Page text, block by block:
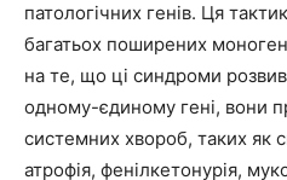
патологічних генів. Ця
багатьох поширених
на те, що ці синдроми
одному-єдиному гені, вони
системних хвороб, таких як
атрофія, фенілкетонурія,